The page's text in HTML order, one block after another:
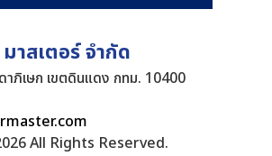
าสเตอร์ จำกัด
ภิเษก เขตดินแดง กทม. 10400
All Rights Reserved.